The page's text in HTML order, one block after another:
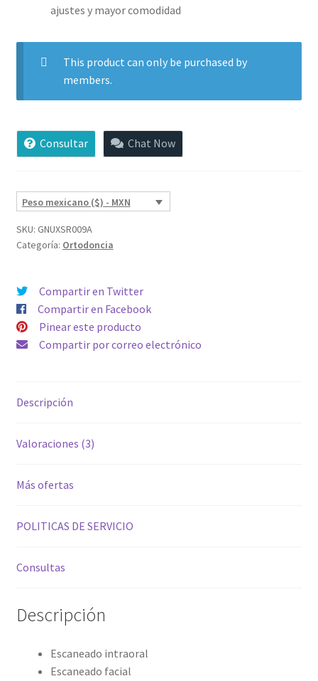
ajustes y mayor comodidad
This product can only be purchased by
members.
Consultar Chat Now
Peso mexicano ($) - MXN
SKU: GNUXSR009A
Categoría: Ortodoncia
Compartir en Twitter
Compartir en Facebook
Pinear este producto
Compartir por correo electrónico
Descripción
Valoraciones (3)
Más ofertas
POLITICAS DE SERVICIO
Consultas
Descripción
Escaneado intraoral
Escaneado facial